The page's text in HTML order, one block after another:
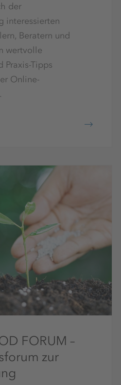
der
interessierten
Beratern und
wertvolle
Praxis-Tipps
Online-
FORUM –
zur